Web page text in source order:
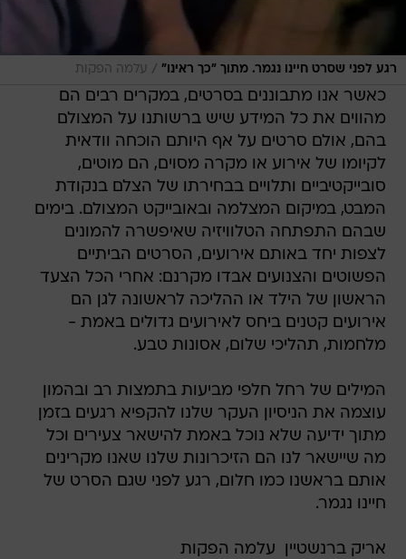
רגע לפני שסרט חיינו נגמר. מתוך "כך ראינו" / עלמה הפקות
כאשר אנו מתבוננים בסרטים, במקרים רבים הם
מהווים את כל המידע שיש ברשותנו על המצולם
בהם, אולם סרטים על אף היותם הוכחה וודאית
לקיומו של אירוע או מקרה מסוים, הם מוטים,
סובייקטיביים ותלויים בבחירתו של הצלם בנקודת
המבט, במיקום המצלמה ובאובייקט המצולם. בימים
שבהם התפתחה הטלוויזיה שאיפשרה להמונים
לצפות יחד באותם אירועים, הסרטים הביתיים
הפשוטים והצנועים אבדו מקרנם: אחרי הכל הצעד
הראשון של הילד או ההליכה לראשונה לגן הם
אירועים קטנים ביחס לאירועים גדולים באמת -
מלחמות, תהליכי שלום, אסונות טבע.
המילים של רחל חלפי מביעות בתמצות רב ובהמון
עוצמה את הניסיון העקר שלנו להקפיא רגעים בזמן
מתוך ידיעה שלא נוכל באמת להישאר צעירים וכל
מה שיישאר לנו הם הזיכרונות שלנו שאנו מקרינים
אותם בראשנו כמו חלום, רגע לפני שגם הסרט של
חיינו נגמר.
אריק ברנשטיין  עלמה הפקות